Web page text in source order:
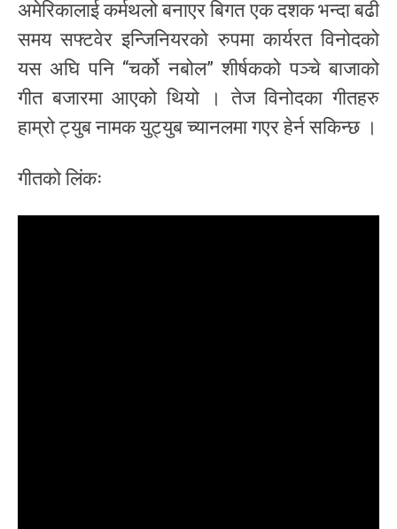
अमेरिकालाई कर्मथलो बनाएर बिगत एक दशक भन्दा बढी
समय सफ्टवेर इन्जिनियरको रुपमा कार्यरत विनोदको
यस अघि पनि “चर्को नबोल” शीर्षकको पञ्चे बाजाको
गीत बजारमा आएको थियो । तेज विनोदका गीतहरु
हाम्रो ट्युब नामक युट्युब च्यानलमा गएर हेर्न सकिन्छ ।
गीतको लिंकः